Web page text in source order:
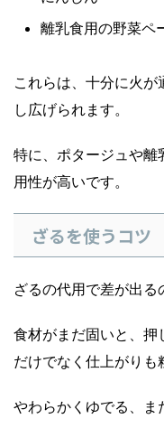
離乳食用の野菜ペ
これらは、十分に火
し広げられます。
特に、ポタージュや離
用性が高いです。
ざるを使うコツ
ざるの代用で差が出る
食材がまだ固いと、押
だけでなく仕上がりも
やわらかくゆでる、ま